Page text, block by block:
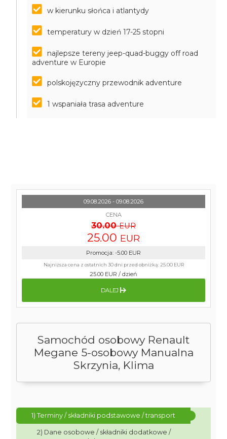
w kierunku słońca i atlantydy
temperatury w dzień 17-25 stopni
najlepsze tereny jeep-quad-buggy off road
adventure w Europie
polskojęzyczny przewodnik adventure
1 wspaniała trasa adventure
Samochód osobowy Renault
Megane 5-osobowy Manualna
Skrzynia, Klima
1) Terminy / składniki podstawowe / transport
2) Dane osobowe / składniki dodatkowe /
09.08.2026 - 09.08.2026
CENA
30.00 EUR
25.00 EUR
Promocja: -5.00 EUR
Najniższa cena z ostatnich 30 dni przed obniżką: 25.00 EUR
25.00 EUR / dzień
DALEJ